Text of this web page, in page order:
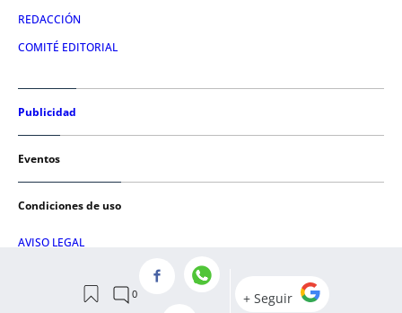
REDACCIÓN
COMITÉ EDITORIAL
Publicidad
Eventos
Condiciones de uso
AVISO LEGAL
POLÍTICA DE COOKIES